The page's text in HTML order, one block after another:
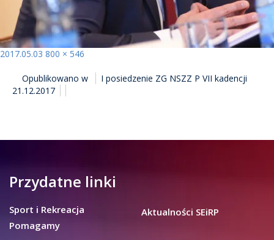
Opublikowano
2017.05.03 Pełny
800 × 546
WPISUOpublikowano w
I posiedzenie ZG NSZZ P VII kadencji
21.12.2017
Przydatne linki
Sport i Rekreacja
Pomagamy
Aktualności SEiRP